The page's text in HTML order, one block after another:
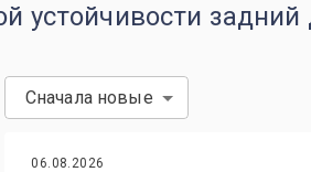
устойчивости
Сначала новые
06.08.2026